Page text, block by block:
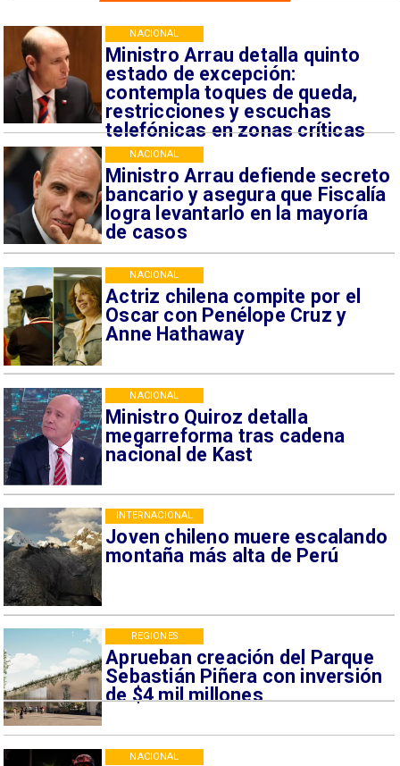
Ministro Arrau detalla quinto
estado de excepción:
contempla toques de queda,
restricciones y escuchas
telefónicas en zonas críticas
NACIONAL
Ministro Arrau defiende secreto
bancario y asegura que Fiscalía
logra levantarlo en la mayoría
de casos
NACIONAL
Actriz chilena compite por el
Oscar con Penélope Cruz y
Anne Hathaway
NACIONAL
Ministro Quiroz detalla
megarreforma tras cadena
nacional de Kast
NACIONAL
Joven chileno muere escalando
montaña más alta de Perú
INTERNACIONAL
Aprueban creación del Parque
Sebastián Piñera con inversión
de $4 mil millones
REGIONES
NACIONAL